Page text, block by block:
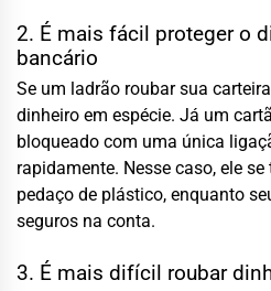
2. É mais fácil proteger o
bancário
Se um ladrão roubar sua
dinheiro em espécie. Já um
bloqueado com uma única
rapidamente. Nesse caso, ele
pedaço de plástico, enquanto
seguros na conta.
3. É mais difícil roubar